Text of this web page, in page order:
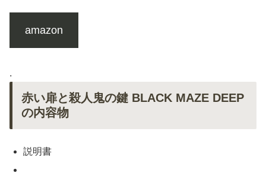
amazon
.
赤い扉と殺人鬼の鍵 BLACK MAZE DEEP
の内容物
説明書